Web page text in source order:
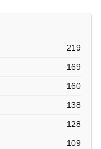
219
169
160
138
128
109